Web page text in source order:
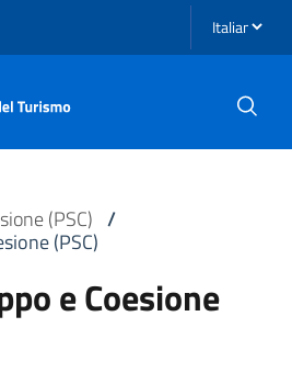
Seleziona
(PSC) /
(PSC)
e Coesione